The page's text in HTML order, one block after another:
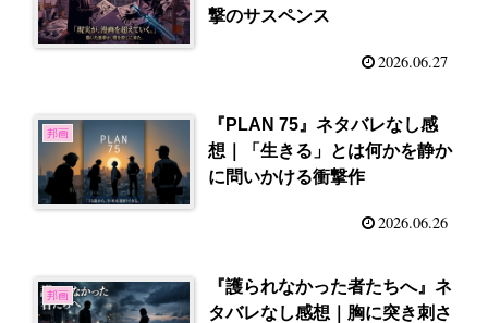
撃のサスペンス
2026.06.27
邦画
『PLAN 75』ネタバレなし感
想｜「生きる」とは何かを静か
に問いかける衝撃作
2026.06.26
邦画
『護られなかった者たちへ』ネ
タバレなし感想｜胸に突き刺さ